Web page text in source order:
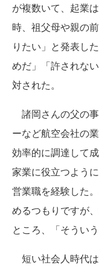
が複数いて、起業
時、祖父母や親の
りたい」と発表し
めだ」「許されな
対された。
諸岡さんの父の
ーなど航空会社の
効率的に調達して
家業に役立つよう
営業職を経験した
めるつもりですが
ところ、「そうい
短い社会人時代